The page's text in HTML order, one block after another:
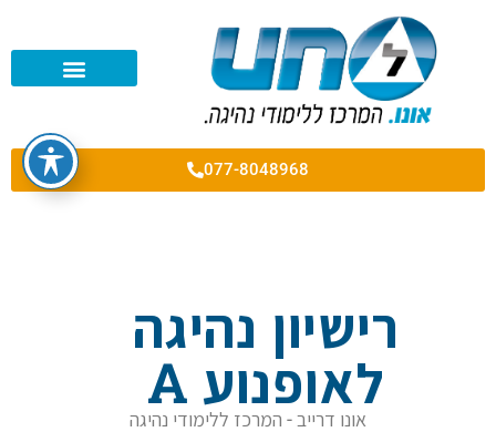
077-8048968
רישיון נהיגה
לאופנוע A
אונו דרייב - המרכז ללימודי נהיגה